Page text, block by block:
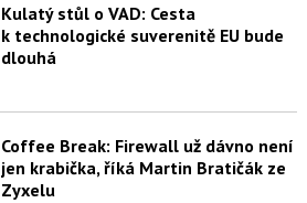
Kulatý stůl o VAD: Cesta
k technologické suverenitě EU bude
dlouhá
Coffee Break: Firewall už dávno není
jen krabička, říká Martin Bratičák ze
Zyxelu